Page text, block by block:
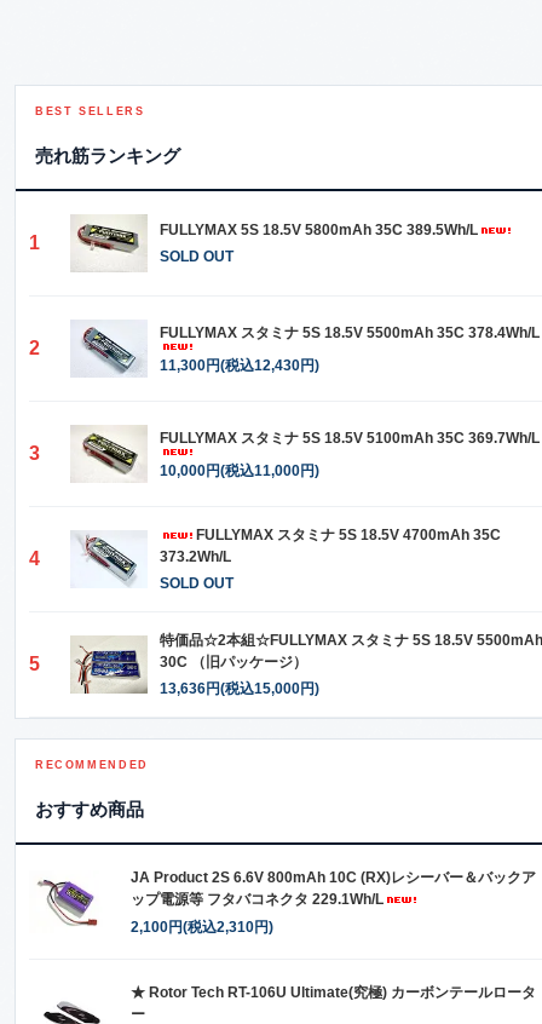
BEST SELLERS
売れ筋ランキング
1
FULLYMAX 5S 18.5V 5800mAh 35C 389.5Wh/L
SOLD OUT
2
FULLYMAX スタミナ 5S 18.5V 5500mAh 35C 378.4Wh/L
11,300円(税込12,430円)
3
FULLYMAX スタミナ 5S 18.5V 5100mAh 35C 369.7Wh/L
10,000円(税込11,000円)
4
FULLYMAX スタミナ 5S 18.5V 4700mAh 35C
373.2Wh/L
SOLD OUT
5
特価品☆2本組☆FULLYMAX スタミナ 5S 18.5V 5500mAh
30C （旧パッケージ）
13,636円(税込15,000円)
RECOMMENDED
おすすめ商品
JA Product 2S 6.6V 800mAh 10C (RX)レシーバー＆バックア
ップ電源等 フタバコネクタ 229.1Wh/L
2,100円(税込2,310円)
★ Rotor Tech RT-106U Ultimate(究極) カーボンテールロータ
ー